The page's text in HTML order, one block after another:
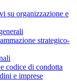
su organizzazione e
strategico-
codice di condotta
e imprese